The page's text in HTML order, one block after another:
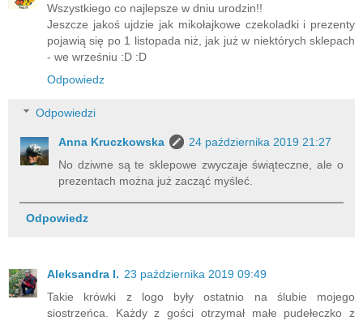
Wszystkiego co najlepsze w dniu urodzin!!
Jeszcze jakoś ujdzie jak mikołajkowe czekoladki i prezenty
pojawią się po 1 listopada niż, jak już w niektórych sklepach
- we wrześniu :D :D
Odpowiedz
Odpowiedzi
Anna Kruczkowska
24 października 2019 21:27
No dziwne są te sklepowe zwyczaje świąteczne, ale o
prezentach można już zacząć myśleć.
Odpowiedz
Aleksandra I. 23 października 2019 09:49
Takie krówki z logo były ostatnio na ślubie mojego
siostrzeńca. Każdy z gości otrzymał małe pudełeczko z